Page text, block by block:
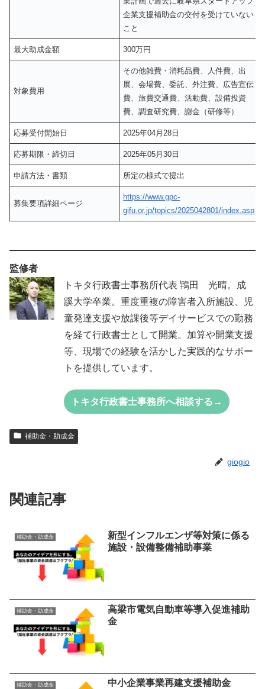
企業支援補助金の交付を受けていない
こと
最大助成金額 300万円
対象費用
その他雑費・消耗品費、人件費、出
展、会場費、委託、外注費、広告宣伝
費、旅費交通費、活動費、設備投資
費、調査研究費、謝金（研修等）
応募受付開始日 2025年04月28日
応募期限・締切日 2025年05月30日
申請方法・書類 所定の様式で提出
募集要項詳細ページ
https://www.gpc-
gifu.or.jp/topics/2025042801/index.asp
監修者
トキタ行政書士事務所代表 鴇田 光晴。成
蹊大学卒業。重度重複の障害者入所施設、児
童発達支援や放課後等デイサービスでの勤務
を経て行政書士として開業。加算や開業支援
等、現場での経験を活かした実践的なサポー
トを提供しています。
トキタ行政書士事務所へ相談する→
補助金・助成金
giogio
関連記事
補助金・助成金
新型インフルエンザ等対策に係る
施設・設備整備補助事業
補助金・助成金
高梁市電気自動車等導入促進補助
金
補助金・助成金 中小企業事業再建支援補助金